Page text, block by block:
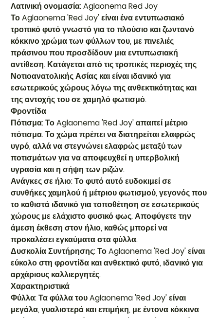
Λατινική ονομασία: Aglaonema Red Joy
Το Aglaonema 'Red Joy' είναι ένα εντυπωσιακό
τροπικό φυτό γνωστό για το πλούσιο και ζωντανό
κόκκινο χρώμα των φύλλων του, με πινελιές
πράσινου που προσδίδουν μια εντυπωσιακή
αντίθεση. Κατάγεται από τις τροπικές περιοχές της
Νοτιοανατολικής Ασίας και είναι ιδανικό για
εσωτερικούς χώρους λόγω της ανθεκτικότητας και
της αντοχής του σε χαμηλό φωτισμό.
Φροντίδα
Πότισμα: Το Aglaonema 'Red Joy' απαιτεί μέτριο
πότισμα. Το χώμα πρέπει να διατηρείται ελαφρώς
υγρό, αλλά να στεγνώνει ελαφρώς μεταξύ των
ποτισμάτων για να αποφευχθεί η υπερβολική
υγρασία και η σήψη των ριζών.
Ανάγκες σε ήλιο: Το φυτό αυτό ευδοκιμεί σε
συνθήκες χαμηλού ή μέτριου φωτισμού, γεγονός που
το καθιστά ιδανικό για τοποθέτηση σε εσωτερικούς
χώρους με ελάχιστο φυσικό φως. Αποφύγετε την
άμεση έκθεση στον ήλιο, καθώς μπορεί να
προκαλέσει εγκαύματα στα φύλλα.
Δυσκολία Συντήρησης: Το Aglaonema 'Red Joy' είναι
εύκολο στη φροντίδα και ανθεκτικό φυτό, ιδανικό για
αρχάριους καλλιεργητές.
Χαρακτηριστικά
Φύλλα: Τα φύλλα του Aglaonema 'Red Joy' είναι
μεγάλα, γυαλιστερά και επιμήκη, με έντονα κόκκινα